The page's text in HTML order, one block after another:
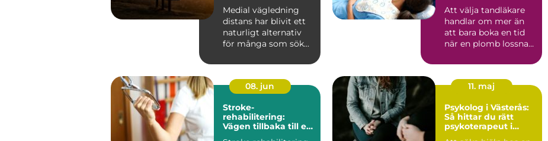
Medial vägledning
distans har blivit ett
naturligt alternativ
för många som sök...
Att välja tandläkare
handlar om mer än
att bara boka en tid
när en plomb lossnar.
08. jun
Stroke-
rehabilitering:
Vägen tillbaka till en
11. maj
Psykolog i Västerås:
Så hittar du rätt
psykoterapeut i